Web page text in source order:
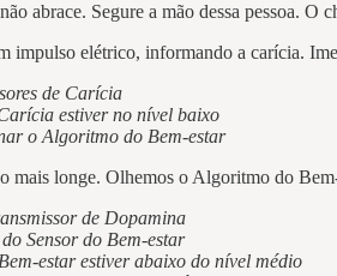
abrace. Segure a mão dessa pessoa. O
impulso elétrico, informando a carícia.
de Carícia
estiver no nível baixo
do Bem-estar
mais longe. Olhemos o Algoritmo do
de Dopamina
do Bem-estar
estar estiver abaixo do nível médio